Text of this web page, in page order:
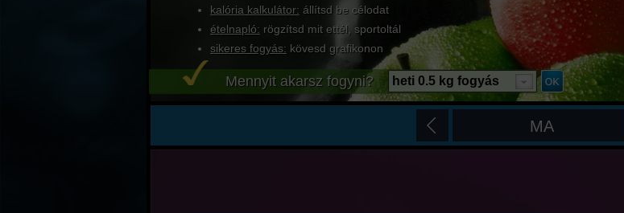
kalória kalkulátor: állítsd be célodat
ételnapló: rögzítsd mit ettél, sportoltál
sikeres fogyás: kövesd grafikonon
Mennyit akarsz fogyni? heti 0.5 kg fogyás
MA